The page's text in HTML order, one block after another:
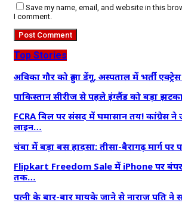
Save my name, email, and website in this
I comment.
Top Stories
अविका गौर को हुआ डेंगू, अस्पताल में भर्ती
पाकिस्तान सीरीज से पहले इंग्लैंड को बड़ा
FCRA बिल पर संसद में घमासान तय! कांग्रेस ने
लाइन…
चंबा में बड़ा बस हादसा: तीसा-बैरागढ़ मार्ग
Flipkart Freedom Sale में iPhone पर
तक…
पत्नी के बार-बार मायके जाने से नाराज पति ने